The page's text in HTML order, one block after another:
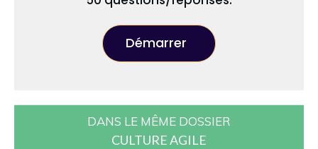
Démarrer
DANS LE MÊME DOSSIER
CULTURE AGILE